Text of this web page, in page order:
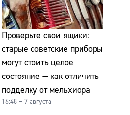
Проверьте свои ящики:
старые советские приборы
могут стоить целое
состояние — как отличить
подделку от мельхиора
16:48 – 7 августа